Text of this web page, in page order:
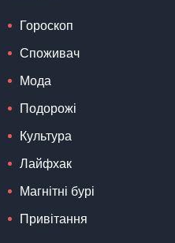
Гороскоп
Споживач
Мода
Подорожі
Культура
Лайфхак
Магнітні бурі
Привітання